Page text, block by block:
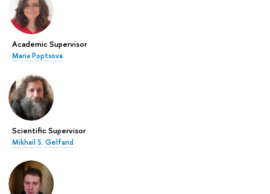
Academic Supervisor
Maria Poptsova
Scientific Supervisor
Mikhail S. Gelfand